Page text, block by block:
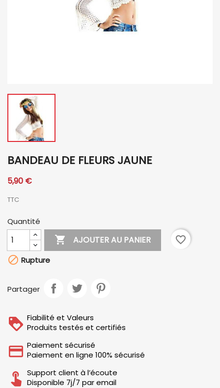
BANDEAU DE FLEURS JAUNE
5,90 €
TTC
Quantité
 AJOUTER AU PANIER
favorite_border
 Rupture
Partager
Fiabilité et Valeurs
Produits testés et certifiés
Paiement sécurisé
Paiement en ligne 100% sécurisé
Support client à l’écoute
Disponible 7j/7 par email